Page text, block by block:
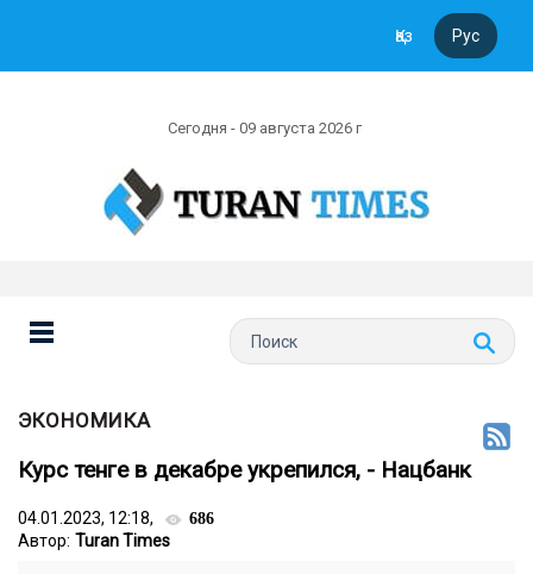
Қаз Рус
Сегодня - 09 августа 2026 г
ЭКОНОМИКА
Курс тенге в декабре укрепился, - Нацбанк
04.01.2023, 12:18, 686
Автор: Turan Times